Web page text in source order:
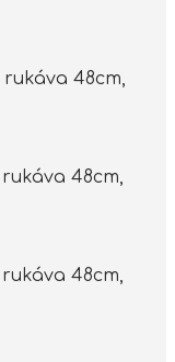
48cm,
48cm,
48cm,